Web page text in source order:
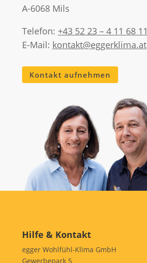
A-6068 Mils
Telefon: +43 52 23 – 4 11 68 11
E-Mail: kontakt@eggerklima.at
Kontakt aufnehmen
Hilfe & Kontakt
egger Wohlfühl-Klima GmbH
Gewerbepark 5